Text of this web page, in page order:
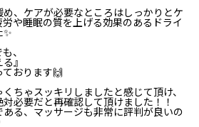
、ケアが必要なところはしっかりとケ
や睡眠の質を上げる効果のあるドライ
、
』
おります🙌
ちゃスッキリしましたと感じて頂け、
必要だと再確認して頂けました！！
る、マッサージも非常に評判が良いの